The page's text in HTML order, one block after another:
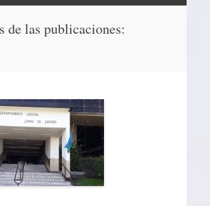
de las publicaciones: